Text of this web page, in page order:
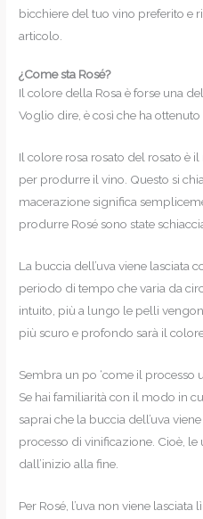
bicchiere del tuo vino preferito e
articolo.
¿Come sta Rosé?
Il colore della Rosa è forse una
Voglio dire, è così che ha
Il colore rosa rosato del rosato è
per produrre il vino. Questo si
macerazione significa
produrre Rosé sono state
La buccia dell’uva viene lasciata
periodo di tempo che varia da
intuito, più a lungo le pelli
più scuro e profondo sarà il colore
Sembra un po ‘come il processo
Se hai familiarità con il modo in
saprai che la buccia dell’uva
processo di vinificazione. Cioè,
dall’inizio alla fine.
Per Rosé, l’uva non viene